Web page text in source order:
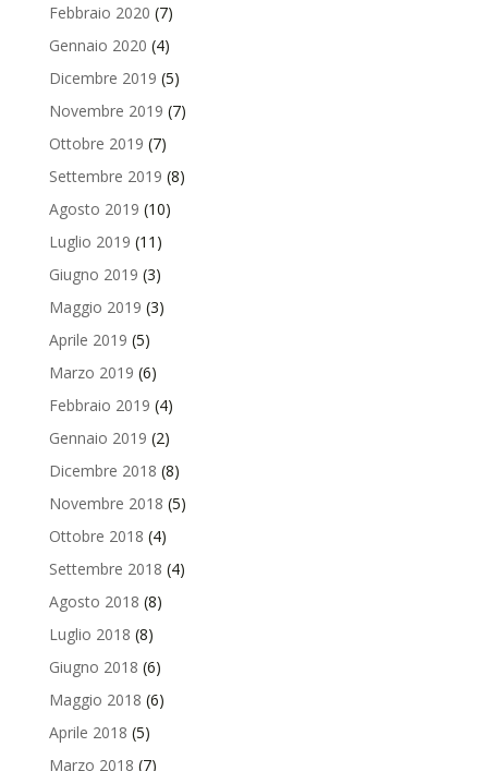
Febbraio 2020 (7)
Gennaio 2020 (4)
Dicembre 2019 (5)
Novembre 2019 (7)
Ottobre 2019 (7)
Settembre 2019 (8)
Agosto 2019 (10)
Luglio 2019 (11)
Giugno 2019 (3)
Maggio 2019 (3)
Aprile 2019 (5)
Marzo 2019 (6)
Febbraio 2019 (4)
Gennaio 2019 (2)
Dicembre 2018 (8)
Novembre 2018 (5)
Ottobre 2018 (4)
Settembre 2018 (4)
Agosto 2018 (8)
Luglio 2018 (8)
Giugno 2018 (6)
Maggio 2018 (6)
Aprile 2018 (5)
Marzo 2018 (7)